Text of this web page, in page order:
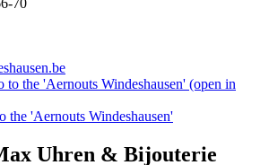
to the 'Aernouts Windeshausen' (open in
the 'Aernouts Windeshausen'
Uhren & Bijouterie